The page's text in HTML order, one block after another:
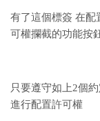
有了這個標簽 在配
可權攔截的功能按
只要遵守如上2個
進行配置許可權